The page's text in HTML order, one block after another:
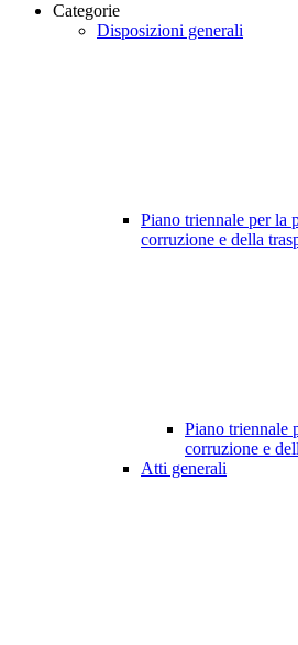
Categorie
Disposizioni generali
Piano triennale per la
corruzione e della
Piano triennale
corruzione e
Atti generali